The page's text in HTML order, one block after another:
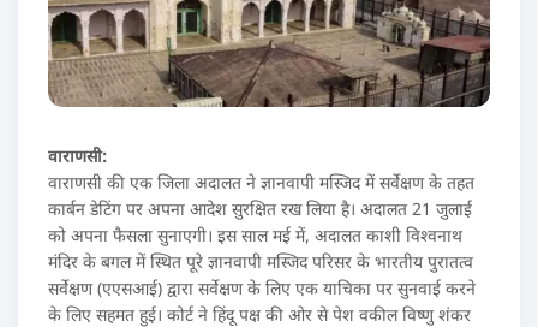
वाराणसी:
वाराणसी की एक जिला अदालत ने ज्ञानवापी मस्जिद में सर्वेक्षण के तहत
कार्बन डेटिंग पर अपना आदेश सुरक्षित रख लिया है। अदालत 21 जुलाई
को अपना फैसला सुनाएगी। इस साल मई में, अदालत काशी विश्वनाथ
मंदिर के बगल में स्थित पूरे ज्ञानवापी मस्जिद परिसर के भारतीय पुरातत्व
सर्वेक्षण (एएसआई) द्वारा सर्वेक्षण के लिए एक याचिका पर सुनवाई करने
के लिए सहमत हुई। कोर्ट ने हिंदू पक्ष की ओर से पेश वकील विष्णु शंकर